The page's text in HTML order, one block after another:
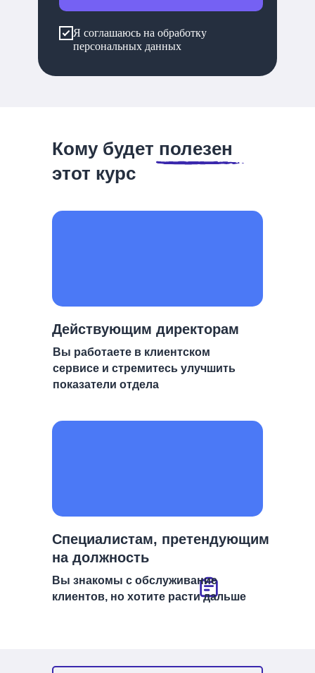
Я соглашаюсь на обработку
персональных данных
Кому будет полезен
этот курс
Действующим директорам
Вы работаете в клиентском
сервисе и стремитесь улучшить
показатели отдела
Специалистам, претендующим
на должность
Вы знакомы с обслуживание
клиентов, но хотите расти дальше